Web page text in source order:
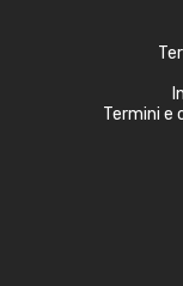
Termini e